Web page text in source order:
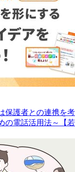
保護者との連携を考
の電話活用法～【若